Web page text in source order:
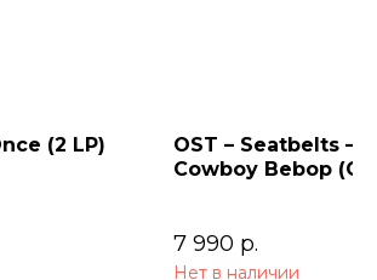
(2 LP)
OST – Seatbelts –
Cowboy Bebop
7 990 р.
Нет в наличии